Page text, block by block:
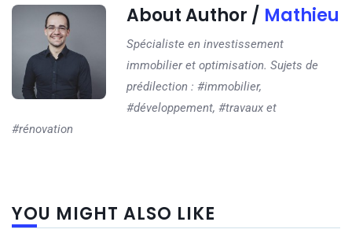
About Author / Mathieu
Spécialiste en investissement
immobilier et optimisation. Sujets de
prédilection : #immobilier,
#développement, #travaux et
#rénovation
YOU MIGHT ALSO LIKE